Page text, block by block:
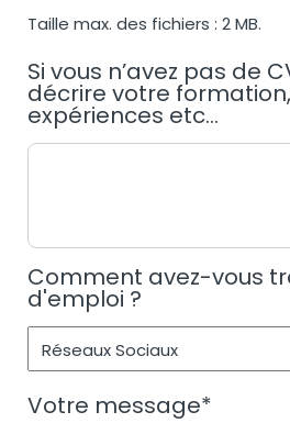
Taille max. des fichiers : 2 MB.
Si vous n’avez pas de
décrire votre
expériences etc...
Comment avez-vous
d'emploi ?
Votre message*